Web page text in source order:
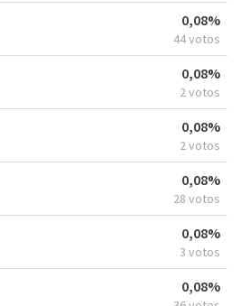
0,08%
44 votos
0,08%
2 votos
0,08%
2 votos
0,08%
28 votos
0,08%
3 votos
0,08%